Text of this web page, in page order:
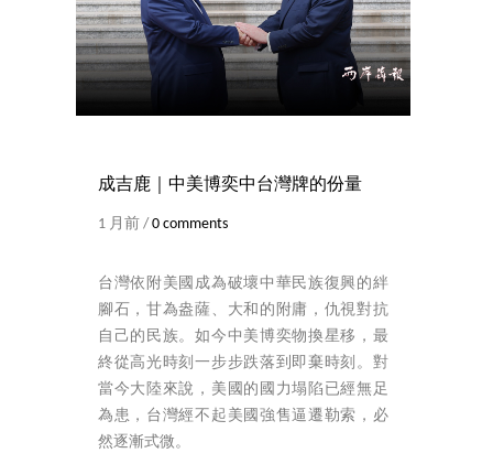
成吉鹿｜中美博奕中台灣牌的份量
1 月前 / 0 comments
台灣依附美國成為破壞中華民族復興的絆
腳石，甘為盎薩、大和的附庸，仇視對抗
自己的民族。如今中美博奕物換星移，最
終從高光時刻一步步跌落到即棄時刻。對
當今大陸來說，美國的國力塌陷已經無足
為患，台灣經不起美國強售逼遷勒索，必
然逐漸式微。